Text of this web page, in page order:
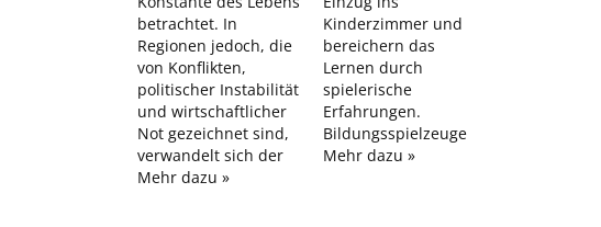
betrachtet. In
Regionen jedoch, die
von Konflikten,
politischer Instabilität
und wirtschaftlicher
Not gezeichnet sind,
verwandelt sich der
Mehr dazu »
Kinderzimmer und
bereichern das
Lernen durch
spielerische
Erfahrungen.
Bildungsspielzeuge
Mehr dazu »